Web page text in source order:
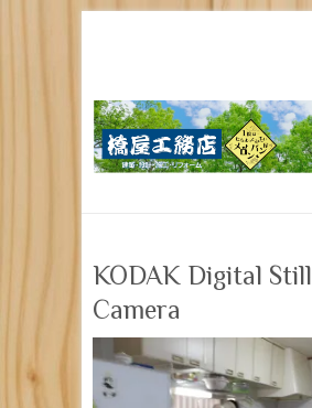
KODAK Digital Still
Camera